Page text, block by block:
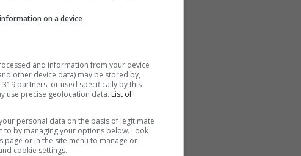
on a device
and information from your device
other device data) may be stored by,
partners, or used specifically by this
use precise geolocation data. List of
personal data on the basis of legitimate
to by managing your options below. Look
or in the site menu to manage or
cookie settings.